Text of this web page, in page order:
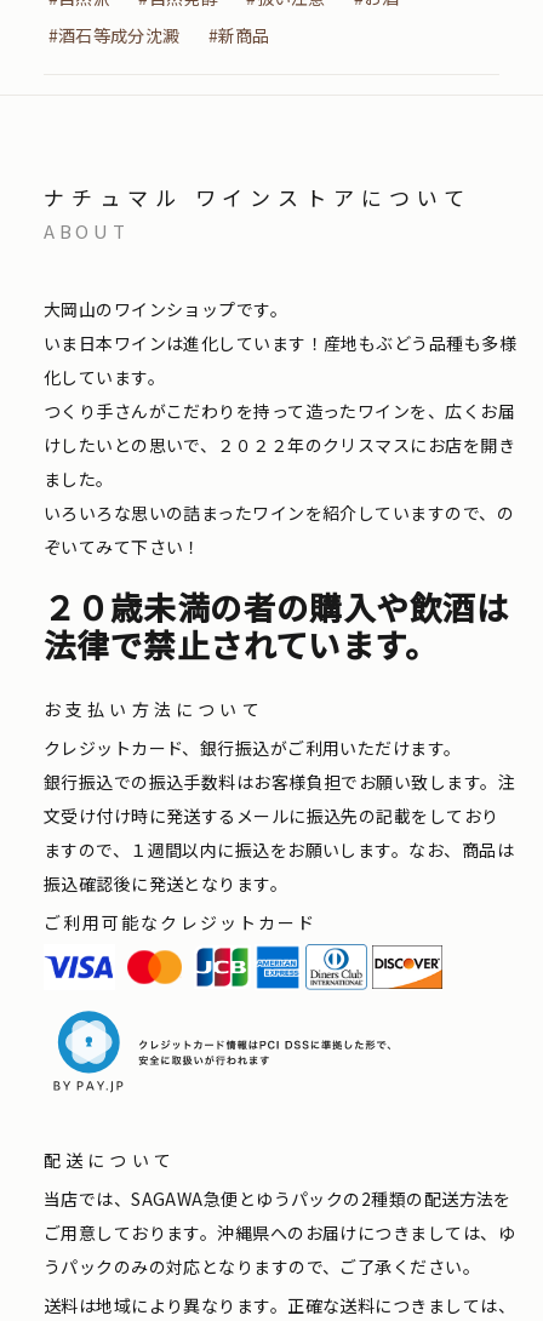
#酒石等成分沈澱
#新商品
ナチュマル ワインストアについて
ABOUT
大岡山のワインショップです。
いま日本ワインは進化しています！産地もぶどう品種も多様
化しています。
つくり手さんがこだわりを持って造ったワインを、広くお届
けしたいとの思いで、２０２２年のクリスマスにお店を開き
ました。
いろいろな思いの詰まったワインを紹介していますので、の
ぞいてみて下さい！
２０歳未満の者の購入や飲酒は
法律で禁止されています。
お支払い方法について
クレジットカード、銀行振込がご利用いただけます。
銀行振込での振込手数料はお客様負担でお願い致します。注
文受け付け時に発送するメールに振込先の記載をしており
ますので、１週間以内に振込をお願いします。なお、商品は
振込確認後に発送となります。
ご利用可能なクレジットカード
配送について
当店では、SAGAWA急便とゆうパックの2種類の配送方法を
ご用意しております。沖縄県へのお届けにつきましては、ゆ
うパックのみの対応となりますので、ご了承ください。
送料は地域により異なります。正確な送料につきましては、